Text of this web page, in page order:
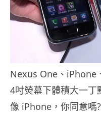
Nexus One、iPhone
4吋熒幕下體積大一丁
像 iPhone，你同意嗎?